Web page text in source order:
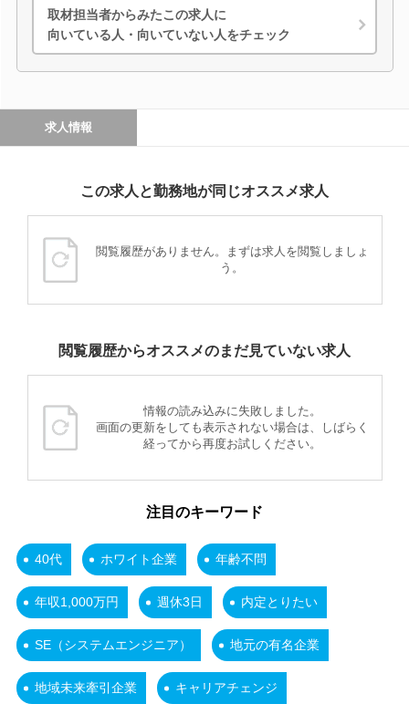
取材担当者からみたこの求人に
向いている人・向いていない人をチェック
求人情報
この求人と勤務地が同じオススメ求人
閲覧履歴がありません。まずは求人を閲覧しましょ
う。
閲覧履歴からオススメのまだ見ていない求人
情報の読み込みに失敗しました。
画面の更新をしても表示されない場合は、しばらく
経ってから再度お試しください。
注目のキーワード
40代 ホワイト企業 年齢不問
年収1,000万円 週休3日 内定とりたい
SE（システムエンジニア） 地元の有名企業
地域未来牽引企業 キャリアチェンジ